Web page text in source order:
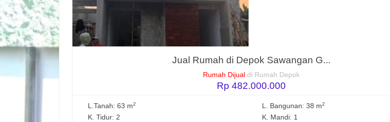
Jual Rumah di Depok Sawangan G...
Rumah Dijual di Rumah Depok
Rp 482.000.000
L.Tanah: 63 m2 L. Bangunan: 38 m2
K. Tidur: 2 K. Mandi: 1